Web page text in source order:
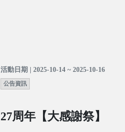
活動日期 | 2025-10-14 ~ 2025-10-16
公告資訊
27周年【大感謝祭】